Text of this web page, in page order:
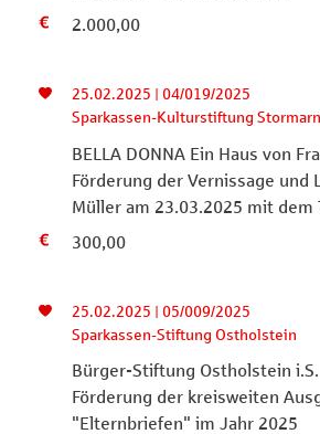
2.000,00
25.02.2025 | 04/019/2025
Sparkassen-Kulturstiftung Stormarn
BELLA DONNA Ein Haus von
Förderung der Vernissage und
Müller am 23.03.2025 mit
300,00
25.02.2025 | 05/009/2025
Sparkassen-Stiftung Ostholstein
Bürger-Stiftung Ostholstein
Förderung der kreisweiten
"Elternbriefen" im Jahr 2025